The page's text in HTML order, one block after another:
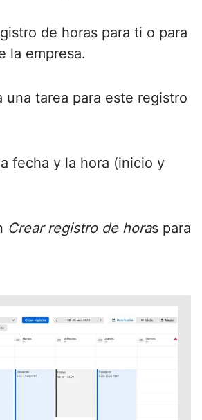
de horas para ti o para
la empresa.
una tarea para este registro
fecha y la hora (inicio y
Crear registro de horas para